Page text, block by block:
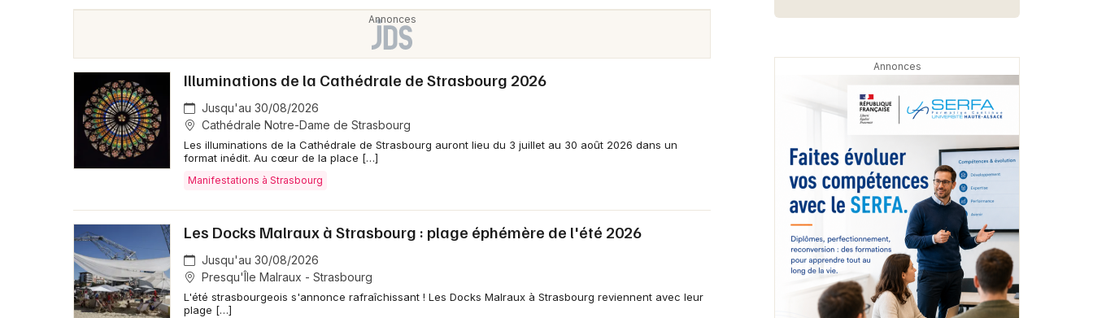
Illuminations de la Cathédrale de Strasbourg 2026
Jusqu'au 30/08/2026
Cathédrale Notre-Dame de Strasbourg
Les illuminations de la Cathédrale de Strasbourg auront lieu du 3 juillet au 30 août 2026 dans un
format inédit. Au cœur de la place […]
Manifestations à Strasbourg
Les Docks Malraux à Strasbourg : plage éphémère de l'été 2026
Jusqu'au 30/08/2026
Presqu'Île Malraux - Strasbourg
L'été strasbourgeois s'annonce rafraîchissant ! Les Docks Malraux à Strasbourg reviennent avec leur
plage […]